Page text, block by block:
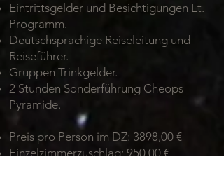
Eintrittsgelder und Besichtigungen Lt.
Programm.
Deutschsprachige Reiseleitung und
Reiseführer.
Gruppen Trinkgelder.
2 Stunden Sonderführung Cheops
Pyramide.
Preis pro Person im DZ: 3898,00 €
Einzelzimmerzuschlag: 950,00 €